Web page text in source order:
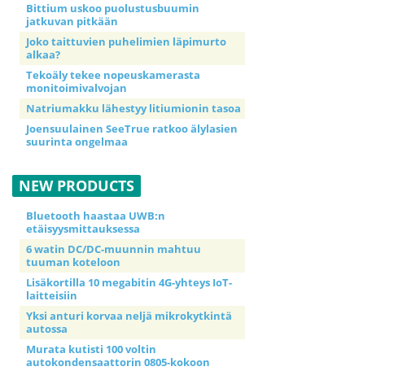
Bittium uskoo puolustusbuumin
jatkuvan pitkään
Joko taittuvien puhelimien läpimurto
alkaa?
Tekoäly tekee nopeuskamerasta
monitoimivalvojan
Natriumakku lähestyy litiumionin tasoa
Joensuulainen SeeTrue ratkoo älylasien
suurinta ongelmaa
NEW PRODUCTS
Bluetooth haastaa UWB:n
etäisyysmittauksessa
6 watin DC/DC-muunnin mahtuu
tuuman koteloon
Lisäkortilla 10 megabitin 4G-yhteys IoT-
laitteisiin
Yksi anturi korvaa neljä mikrokytkintä
autossa
Murata kutisti 100 voltin
autokondensaattorin 0805-kokoon